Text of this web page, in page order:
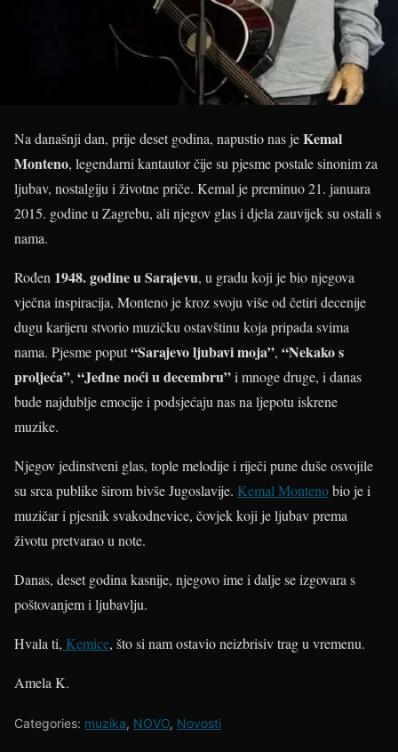
Na današnji dan, prije deset godina, napustio nas jeKemal
Monteno, legendarni kantautor čije su pjesme postale sinonim za
ljubav, nostalgiju i životne priče. Kemal je preminuo 21. januara
2015. godine u Zagrebu, ali njegov glas i djela zauvijek su ostali s
nama.
Rođen 1948. godine u Sarajevu, u gradu koji je bio njegova
vječna inspiracija, Monteno je kroz svoju više od četiri decenije
dugu karijeru stvorio muzičku ostavštinu koja pripada svima
nama. Pjesme poput“Sarajevo ljubavi moja”, “Nekako s
proljeća”, “Jedne noći u decembru”i mnoge druge, i danas
bude najdublje emocije i podsjećaju nas na ljepotu iskrene
muzike.
Njegov jedinstveni glas, tople melodije i riječi pune duše osvojile
su srca publike širom bivše Jugoslavije. Kemal Montenobio je i
muzičar i pjesnik svakodnevice, čovjek koji je ljubav prema
životu pretvarao u note.
Danas, deset godina kasnije, njegovo ime i dalje se izgovara s
poštovanjem i ljubavlju.
Hvala ti, Kemice, što si nam ostavio neizbrisiv trag u vremenu.
Amela K.
Categories: muzika, NOVO, Novosti